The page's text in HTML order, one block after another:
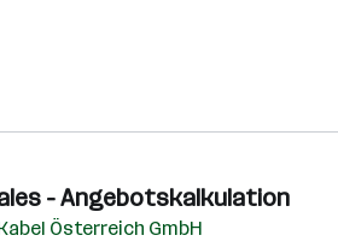
- Angebotskalkulation
Österreich GmbH